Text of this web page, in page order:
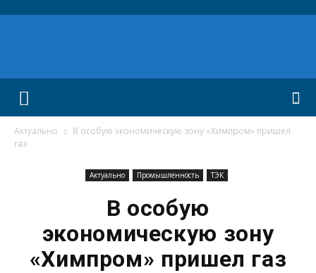
Актуально
В особую экономическую зону «Химпром» пришел
газ
Актуально Промышленность ТЭК
В особую
экономическую зону
«Химпром» пришел газ